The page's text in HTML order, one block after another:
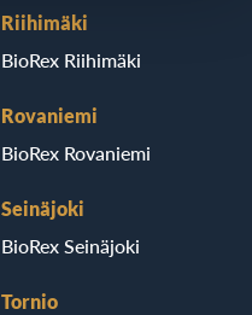
Riihimäki
BioRex Riihimäki
Rovaniemi
BioRex Rovaniemi
Seinäjoki
BioRex Seinäjoki
Tornio